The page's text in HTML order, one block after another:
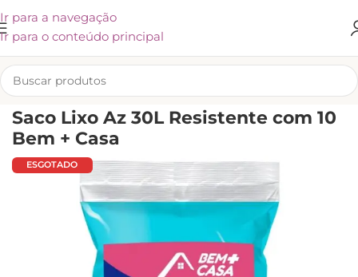
Ir para a navegação
Ir para o conteúdo principal
INÍCIO/SACOS PARA LIXO
Saco Lixo Az 30L Resistente com 10
Bem + Casa
ESGOTADO